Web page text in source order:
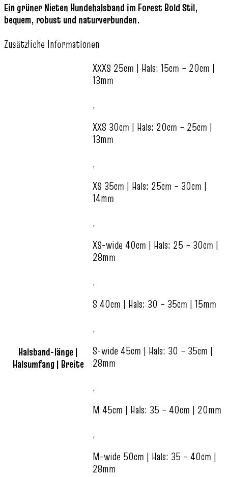
Ein grüner Nieten Hundehalsband im Forest Bold Stil,
bequem, robust und naturverbunden.
Zusätzliche Informationen
Halsband-länge |
Halsumfang | Breite
XXXS 25cm | Hals: 15cm – 20cm |
13mm
,
XXS 30cm | Hals: 20cm – 25cm |
13mm
,
XS 35cm | Hals: 25cm – 30cm |
14mm
,
XS-wide 40cm | Hals: 25 – 30cm |
28mm
,
S 40cm | Hals: 30 – 35cm | 15mm
,
S-wide 45cm | Hals: 30 – 35cm |
28mm
,
M 45cm | Hals: 35 – 40cm | 20mm
,
M-wide 50cm | Hals: 35 – 40cm |
28mm